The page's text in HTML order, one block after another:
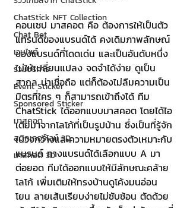
ChatStick NFT Collection
Chat Bot
เวบไซต์
รวมบริการ
Event Sticker
Sponsored Sticker
มาสคอต
สติกเกอร์ไลน์ 3D
มาสคอต 3D
คอนเซป มาสคอต คือ ต้องการให้เป็นตัว
แทรนด์ของแบรนด์ได้ คงเดิมภาพลักษณ์
ของแบรนด์ที่โดดเด่น และเป็นอันดับหนึ่ง
ไม่ให้เปลี่ยนแปลง จดจำได้ง่าย ดูเป็น
สากล น่าเชื่อถือ แต่ก็ต้องไม่ลืมความเป็น
มิตรที่ใคร ๆ ก็สามารถเข้าถึงได้ ทีม
ChatStick ได้ออกแบบมาสคอต โดยได้ไอ
เดียมาจากโลโก้ที่เป็นรูปบ้าน ซึ่งเป็นที่รู้จัก
ในวงกว้างและความหมายตรงตัวเหมาะกับ
แบรนด์ ทางแบรนด์ได้เลือกแบบ A มา
ต่อยอด ทีมได้ออกแบบให้มีลักษณะคล้าย
โลโก้ เพิ่มเติมให้ทรงบ้านดูโค้งมนอ่อน
โยน ลายเส้นเรียบง่ายไม่ซับซ้อน ตัดด้วย